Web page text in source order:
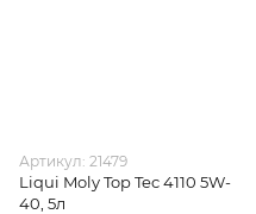
Артикул: 21479
Liqui Moly Top Tec 4110 5W-
40, 5л